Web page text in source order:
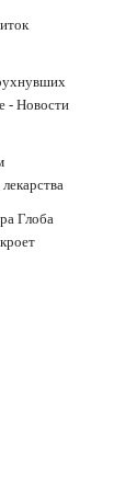
- Новости
Глоба